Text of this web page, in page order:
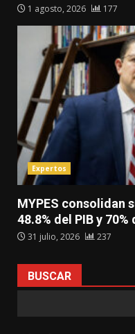
1 agosto, 2026 177
Expertos
MYPES consolidan
48.8% del PIB y
31 julio, 2026 237
BUSCAR